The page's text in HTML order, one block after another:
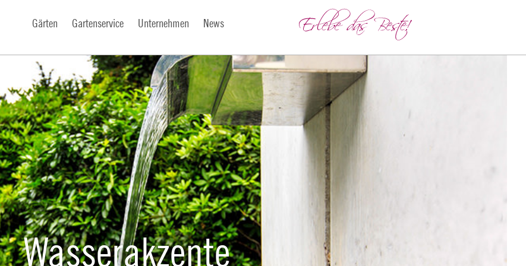
Gärten Gartenservice Unternehmen News
Wasserakzente